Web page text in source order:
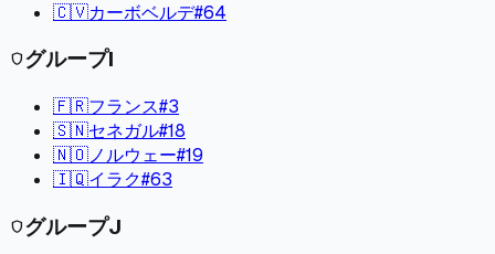
🇨🇻カーボベルデ#64
shieldグループI
🇫🇷フランス#3
🇸🇳セネガル#18
🇳🇴ノルウェー#19
🇮🇶イラク#63
shieldグループJ